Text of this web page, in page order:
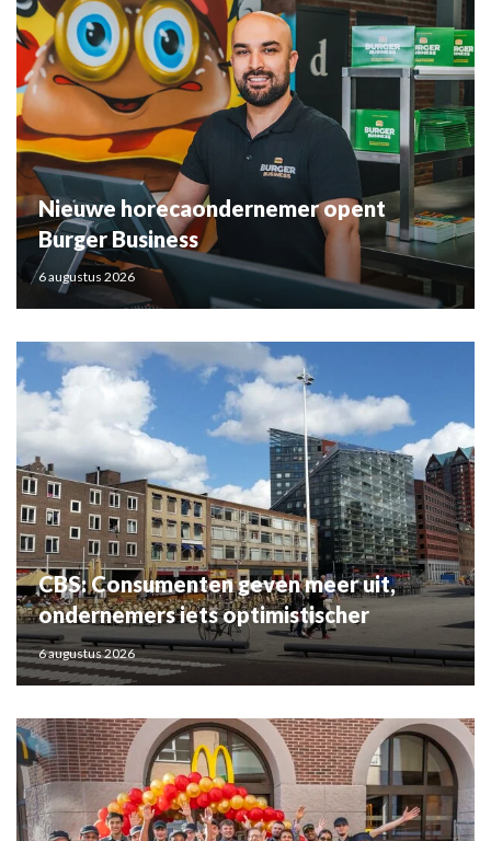
Nieuwe horecaondernemer opent
Burger Business
6 augustus 2026
CBS: Consumenten geven meer uit,
ondernemers iets optimistischer
6 augustus 2026